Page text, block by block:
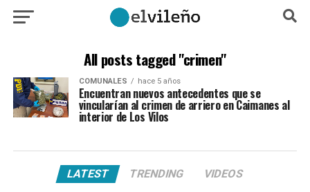
All posts tagged "crimen"
COMUNALES hace 5 años
Encuentran nuevos antecedentes que se
vincularían al crimen de arriero en Caimanes al
interior de Los Vilos
LATEST TRENDING VIDEOS